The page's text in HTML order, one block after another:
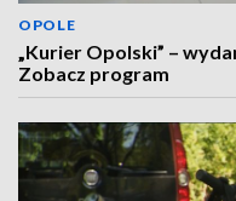
OPOLE
„Kurier Opolski” –
Zobacz program